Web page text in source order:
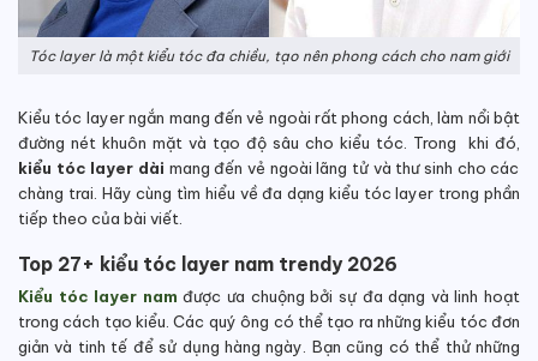
Tóc layer là một kiểu tóc đa chiều, tạo nên phong cách cho nam giới
Kiểu tóc layer ngắn mang đến vẻ ngoài rất phong cách, làm nổi bật
đường nét khuôn mặt và tạo độ sâu cho kiểu tóc. Trong khi đó,
kiểu tóc layer dài mang đến vẻ ngoài lãng tử và thư sinh cho các
chàng trai. Hãy cùng tìm hiểu về đa dạng kiểu tóc layer trong phần
tiếp theo của bài viết.
Top 27+ kiểu tóc layer nam trendy 2026
Kiểu tóc layer nam được ưa chuộng bởi sự đa dạng và linh hoạt
trong cách tạo kiểu. Các quý ông có thể tạo ra những kiểu tóc đơn
giản và tinh tế để sử dụng hàng ngày. Bạn cũng có thể thử những